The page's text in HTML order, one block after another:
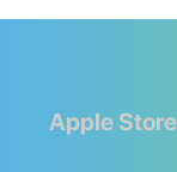
Apple